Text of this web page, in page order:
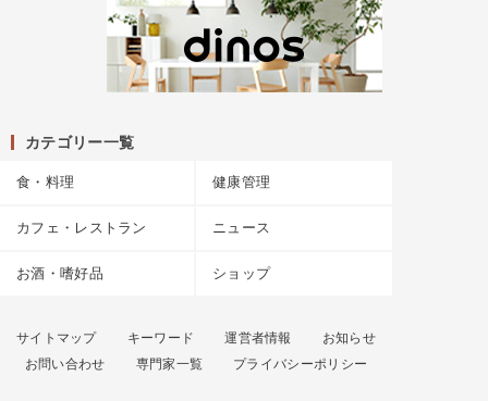
カテゴリー一覧
食・料理 健康管理
カフェ・レストラン ニュース
お酒・嗜好品 ショップ
サイトマップ キーワード 運営者情報
お知らせ
お問い合わせ
専門家一覧 プライバシーポリシー